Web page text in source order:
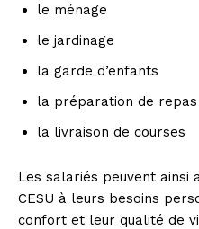
le ménage
le jardinage
la garde d’enfants
la préparation de repas
la livraison de courses
Les salariés peuvent ainsi
CESU à leurs besoins
confort et leur qualité de